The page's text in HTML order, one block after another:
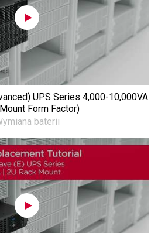
UPS Series 4,000-10,000VA
Form Factor)
baterii